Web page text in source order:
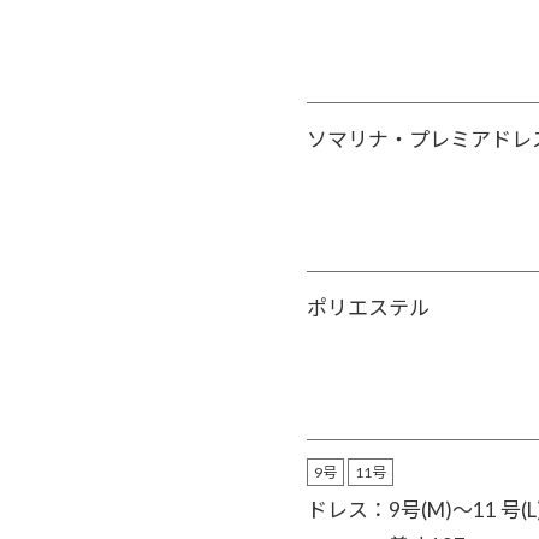
ソマリナ・プレミアドレ
ポリエステル
9号 11号
ドレス：9号(M)〜11 号